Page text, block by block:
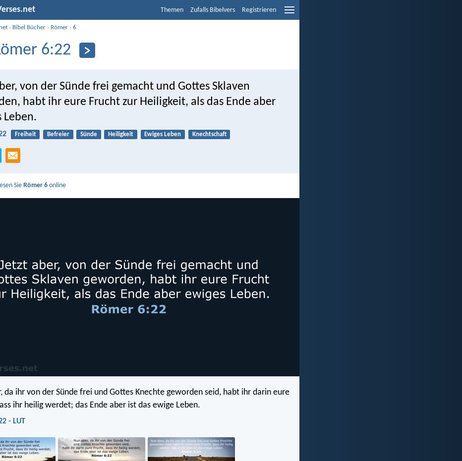
Themen Zufalls Bibelvers Registrieren
› Bibel Bücher › Römer ›6
6:22
von der Sünde frei gemacht und Gottes Sklaven
habt ihr eure Frucht zur Heiligkeit, als das Ende aber
Leben.
Freiheit Befreier Sünde Heiligkeit Ewiges Leben Knechtschaft
SieRömer 6 online
da ihr von der Sünde frei und Gottes Knechte geworden seid, habt ihr darin eure
ihr heilig werdet; das Ende aber ist das ewige Leben.
- LUT